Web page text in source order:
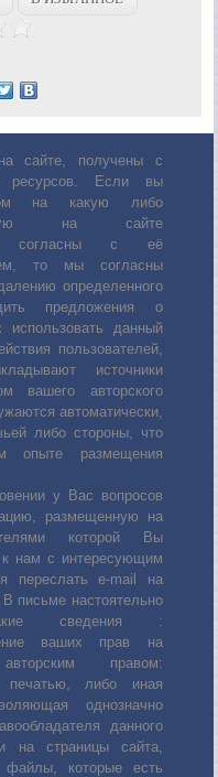
сайте, получены с
ресурсов. Если вы
на какую либо
на сайте
с её
то мы согласны
определенного
предложения о
использовать данный
пользователей,
источники
вашего авторского
автоматически,
либо стороны, что
опыте размещения
у Вас вопросов
размещенную на
которой Вы
к нам с интересующим
переслать е-mail на
В письме настоятельно
сведения :
ваших прав на
правом:
печатью, либо иная
однозначно
данного
на страницы сайта,
которые есть